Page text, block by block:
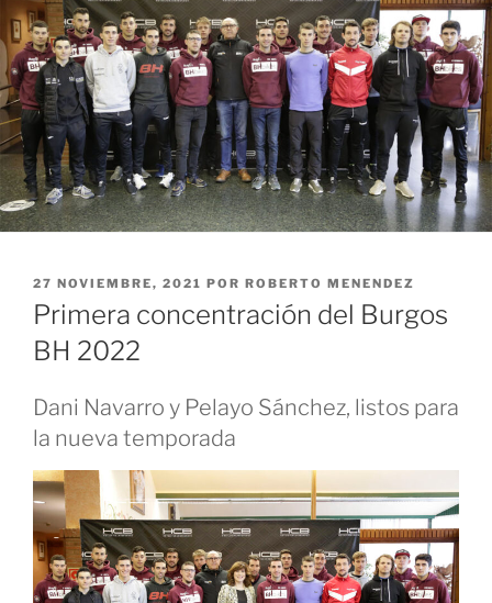
PUBLICADO
EL
27 NOVIEMBRE, 2021 POR ROBERTO MENENDEZ
Primera concentración del Burgos
BH 2022
Dani Navarro y Pelayo Sánchez, listos para
la nueva temporada